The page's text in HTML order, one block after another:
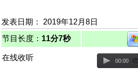
发表日期： 2019年12月8日
节目长度： 11分7秒
在线收听 00:00